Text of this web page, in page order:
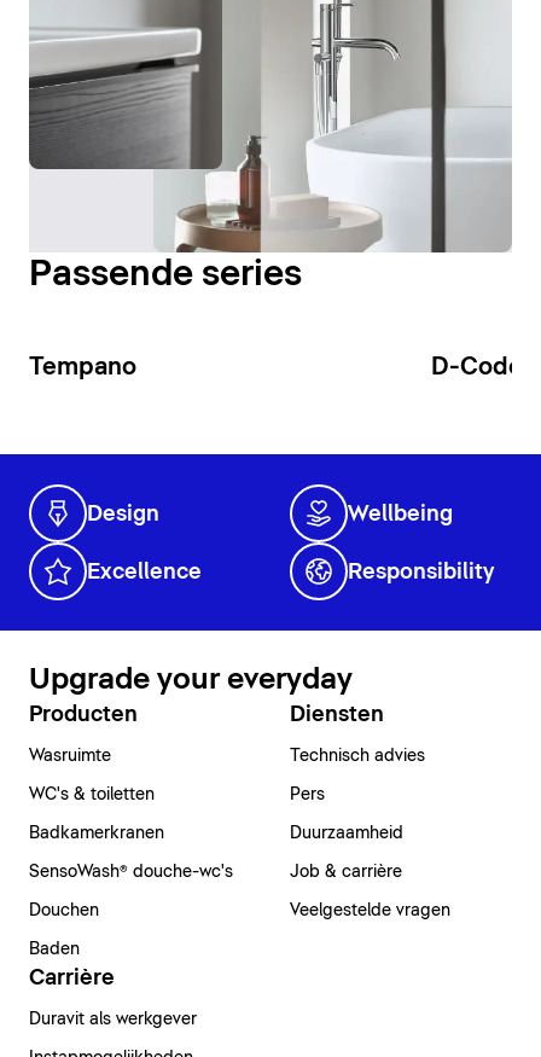
Passende series
Tempano D-Code
Design Wellbeing
Excellence Responsibility
Upgrade your everyday
Producten
Wasruimte
WC's & toiletten
Badkamerkranen
SensoWash® douche-wc's
Douchen
Baden
Diensten
Technisch advies
Pers
Duurzaamheid
Job & carrière
Veelgestelde vragen
Carrière
Duravit als werkgever